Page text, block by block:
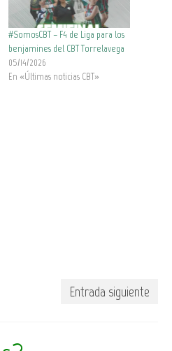
#SomosCBT – F4 de Liga para los
benjamines del CBT Torrelavega
05/14/2026
En «Últimas noticias CBT»
Entrada siguiente